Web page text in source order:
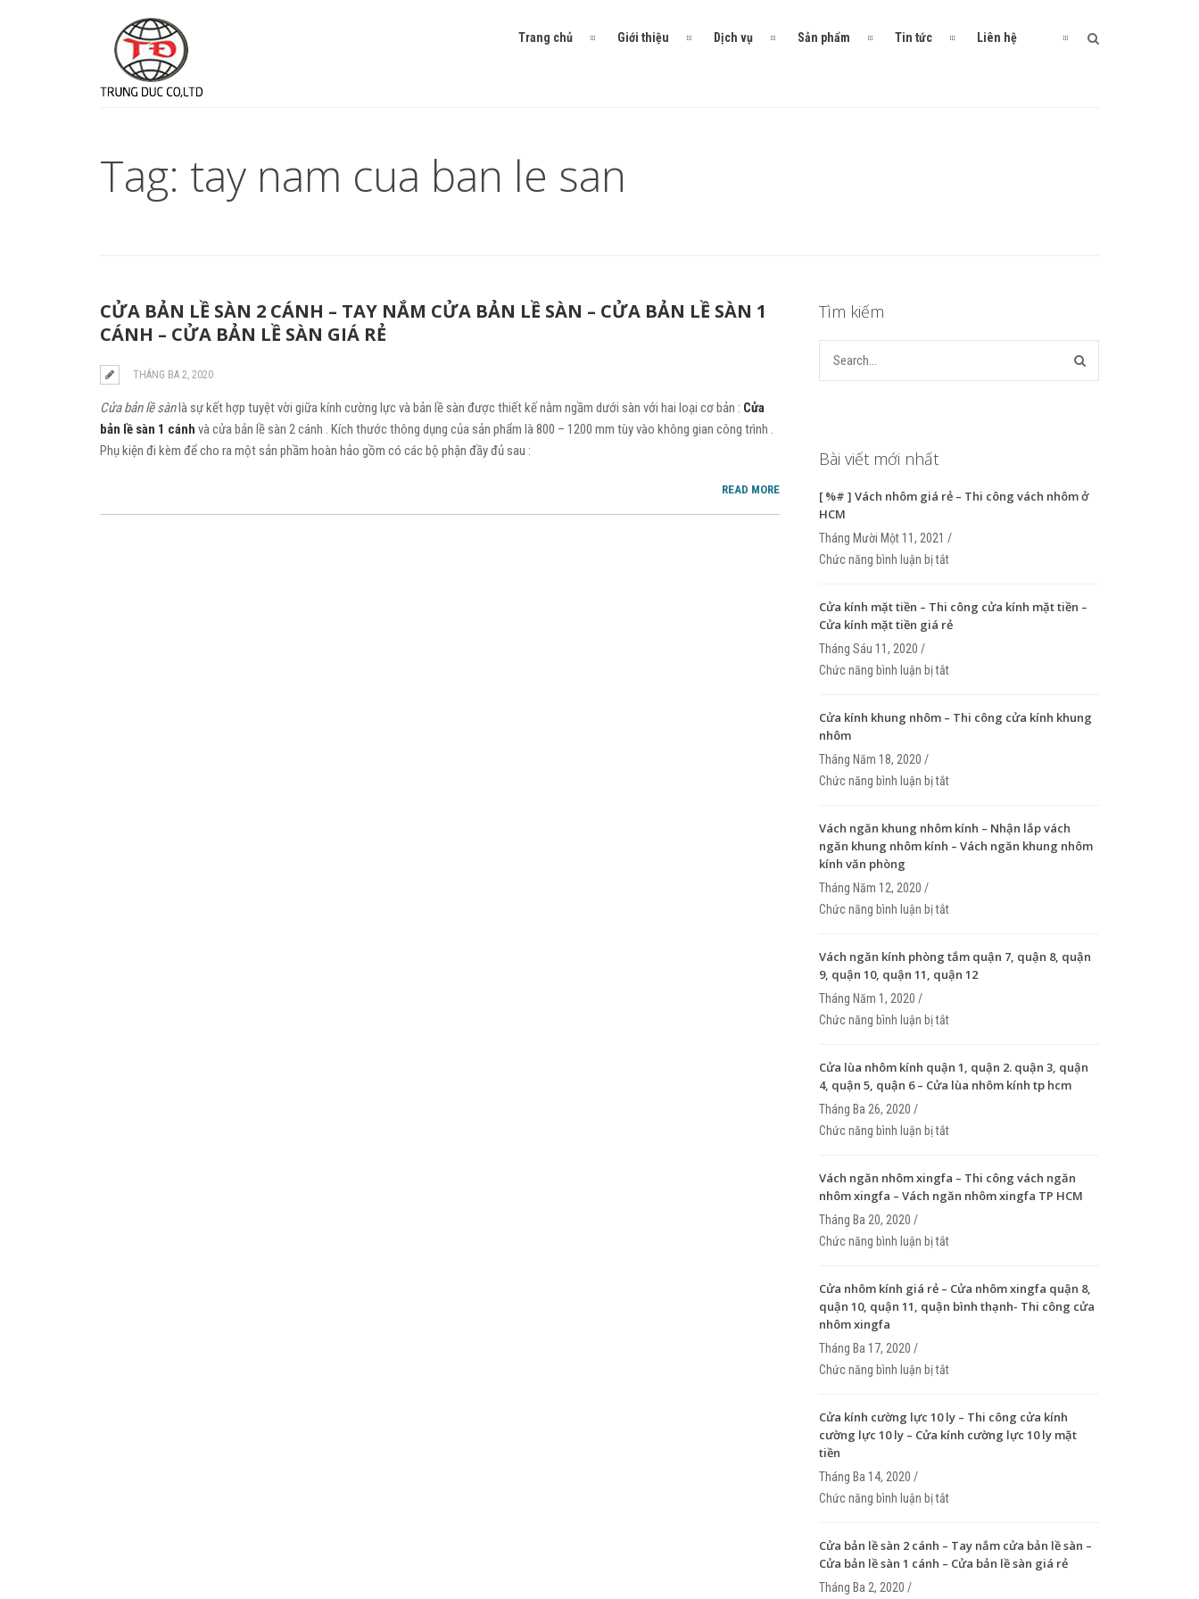
Trang chủ Giới thiệu Dịch vụ Sản phẩm Tin tức Liên hệ
Tag: tay nam cua ban le san
CỬA BẢN LỀ SÀN 2 CÁNH – TAY NẮM CỬA BẢN LỀ SÀN – CỬA BẢN LỀ SÀN 1
CÁNH – CỬA BẢN LỀ SÀN GIÁ RẺ
THÁNG BA 2, 2020
Cửa bản lề sànlà sự kết hợp tuyệt vời giữa kính cường lực và bản lề sàn được thiết kế nằm ngầm dưới sàn với hai loại cơ bản : Cửa
bản lề sàn 1 cánh và cửa bản lề sàn 2 cánh . Kích thước thông dụng của sản phẩm là 800 – 1200 mm tùy vào không gian công trình .
Phụ kiện đi kèm để cho ra một sản phầm hoàn hảo gồm có các bộ phận đầy đủ sau :
READ MORE
Tìm kiếm
Bài viết mới nhất
[ %# ] Vách nhôm giá rẻ – Thi công vách nhôm ở
HCM
Tháng Mười Một 11, 2021 /
Chức năng bình luận bị tắt
Cửa kính mặt tiền – Thi công cửa kính mặt tiền –
Cửa kính mặt tiền giá rẻ
Tháng Sáu 11, 2020 /
Chức năng bình luận bị tắt
Cửa kính khung nhôm – Thi công cửa kính khung
nhôm
Tháng Năm 18, 2020 /
Chức năng bình luận bị tắt
Vách ngăn khung nhôm kính – Nhận lắp vách
ngăn khung nhôm kính – Vách ngăn khung nhôm
kính văn phòng
Tháng Năm 12, 2020 /
Chức năng bình luận bị tắt
phòng
Vách ngăn kính phòng tắm quận 7, quận 8, quận
9, quận 10, quận 11, quận 12
Tháng Năm 1, 2020 /
Chức năng bình luận bị tắt
Cửa lùa nhôm kính quận 1, quận 2. quận 3, quận
4, quận 5, quận 6 – Cửa lùa nhôm kính tp hcm
Tháng Ba 26, 2020 /
Chức năng bình luận bị tắt
Vách ngăn nhôm xingfa – Thi công vách ngăn
nhôm xingfa – Vách ngăn nhôm xingfa TP HCM
Tháng Ba 20, 2020 /
Chức năng bình luận bị tắt
Cửa nhôm kính giá rẻ – Cửa nhôm xingfa quận 8,
quận 10, quận 11, quận bình thạnh- Thi công cửa
nhôm xingfa
Tháng Ba 17, 2020 /
Chức năng bình luận bị tắt
xingfa
Cửa kính cường lực 10 ly – Thi công cửa kính
cường lực 10 ly – Cửa kính cường lực 10 ly mặt
tiền
Tháng Ba 14, 2020 /
Chức năng bình luận bị tắt
Cửa bản lề sàn 2 cánh – Tay nắm cửa bản lề sàn –
Cửa bản lề sàn 1 cánh – Cửa bản lề sàn giá rẻ
Tháng Ba 2, 2020 /